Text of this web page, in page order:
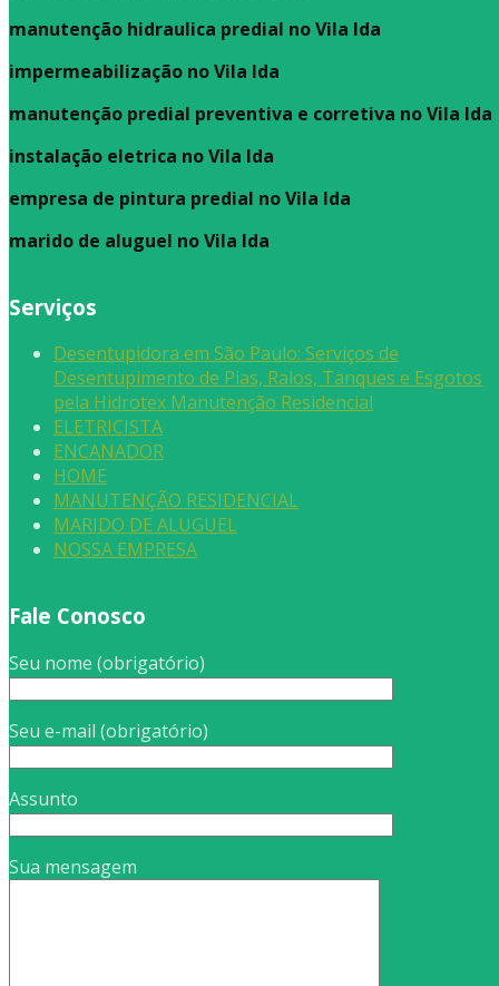
manutenção hidraulica predial no Vila Ida
impermeabilização no Vila Ida
manutenção predial preventiva e corretiva no Vila Ida
instalação eletrica no Vila Ida
empresa de pintura predial no Vila Ida
marido de aluguel no Vila Ida
Serviços
Desentupidora em São Paulo: Serviços de
Desentupimento de Pias, Ralos, Tanques e Esgotos
pela Hidrotex Manutenção Residencial
ELETRICISTA
ENCANADOR
HOME
MANUTENÇÃO RESIDENCIAL
MARIDO DE ALUGUEL
NOSSA EMPRESA
Fale Conosco
Seu nome (obrigatório)
Seu e-mail (obrigatório)
Assunto
Sua mensagem